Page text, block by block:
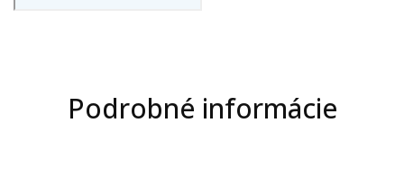
Podrobné informácie